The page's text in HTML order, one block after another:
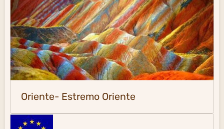
Oriente- Estremo Oriente